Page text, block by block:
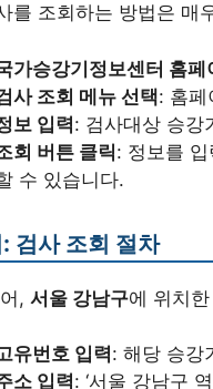
를 조회하는 방법은 매
가승강기정보센터 홈페
사 조회 메뉴 선택: 홈페
보 입력: 검사대상 승강
회 버튼 클릭: 정보를 입
수 있습니다.
검사 조회 절차
, 서울 강남구에 위치
유번호 입력: 해당 승강
소 입력: ‘서울 강남구